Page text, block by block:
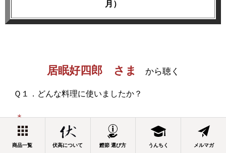
月）
居眠好四郎 さま から聴く
Ｑ１．どんな料理に使いましたか？
＊
まずは味噌汁に使った。ワカメと豆腐、根野菜類
との相性がよかった。
商品一覧 伏高について 鰹節 選び方 うんちく メルマガ